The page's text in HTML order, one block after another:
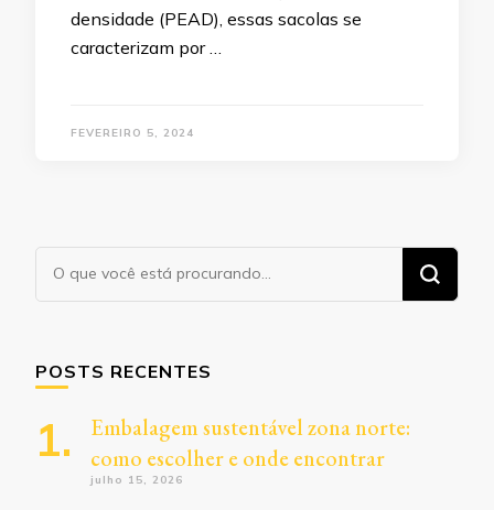
densidade (PEAD), essas sacolas se
caracterizam por …
FEVEREIRO 5, 2024
Procurando
POSTS RECENTES
Embalagem sustentável zona norte:
como escolher e onde encontrar
julho 15, 2026